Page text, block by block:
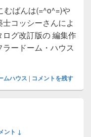
むばんは(=^o^=)や
コッシーさんによ
グ改訂版の 編集作
ードーム・ハウス
ーム・ハウス考
ムハウス | コメントを残す
ント ↓